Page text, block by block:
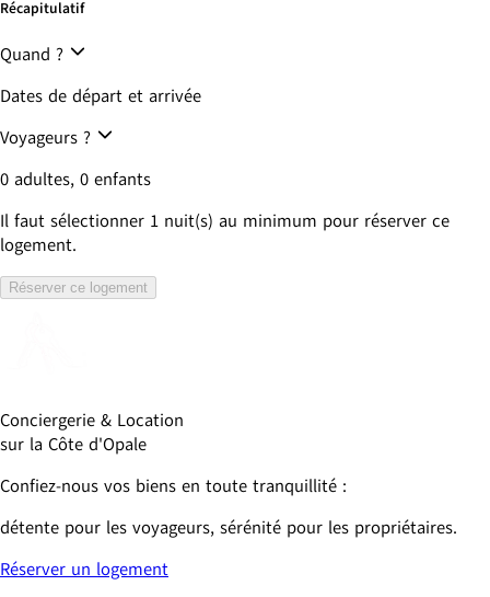
Récapitulatif
Quand ?
Dates de départ et arrivée
Voyageurs ?
0 adultes, 0 enfants
Il faut sélectionner 1 nuit(s) au minimum pour réserver ce
logement.
Réserver ce logement
Conciergerie & Location
sur la Côte d'Opale
Confiez-nous vos biens en toute tranquillité :
détente pour les voyageurs, sérénité pour les propriétaires.
Réserver un logement